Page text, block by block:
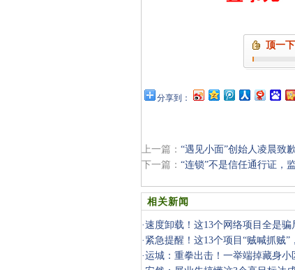
顶一下
分享到：
上一篇： “遇见小面”创始人凌晨致
下一篇： “连锁”不是信任通行证，
相关新闻
·速度卸载！这13个网络项目全是骗
中招！
· 紧急提醒！这13个项目“贼喊抓贼”
阱，千万
·运城：重拳出击！一举端掉藏身小